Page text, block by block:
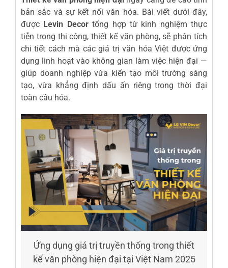
bản sắc và sự kết nối văn hóa. Bài viết dưới đây,
được Levin Decortổng hợp từ kinh nghiệm thực
tiễn trong thi công,thiết kế văn phòng, sẽ phân tích
chi tiết cách mà các giá trị văn hóa Việt được ứng
dụng linh hoạt vào không gian làm việc hiện đại —
giúp doanh nghiệp vừa kiến tạo môi trường sáng
tạo, vừa khẳng định dấu ấn riêng trong thời đại
toàn cầu hóa.
Ứng dụng giá trị truyền thống trong thiết
kế văn phòng hiện đại tại Việt Nam 2025